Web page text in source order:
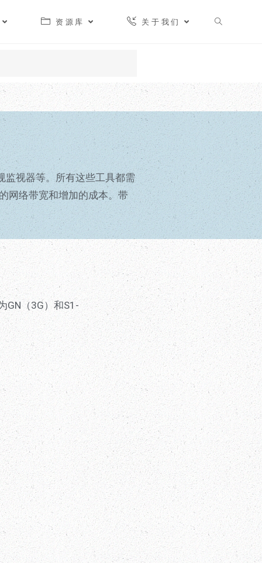
资源库 关于我们
监视器等。所有这些工具都需
网络带宽和增加的成本。带
GN（3G）和S1-